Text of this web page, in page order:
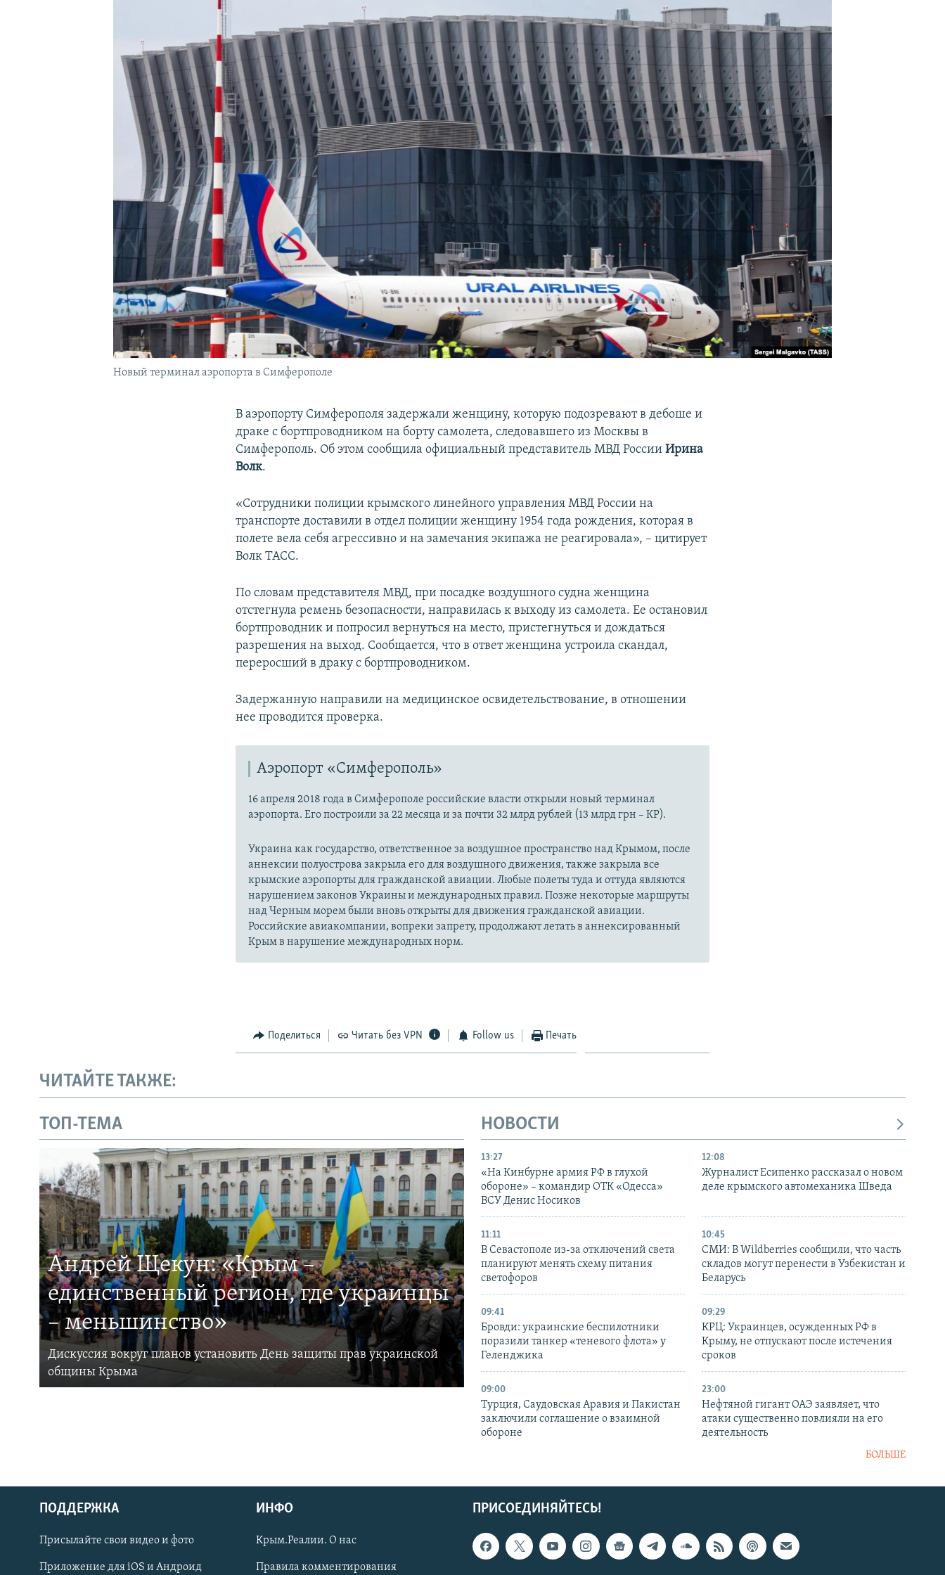
УКРАИНСКАЯ ПРОБЛЕМА КРЫМА
Українською
Qırımtatar
Новый терминал аэропорта в Симферополе
В аэропорту Симферополя задержали женщину, которую подозревают в дебоше и
драке с бортпроводником на борту самолета, следовавшего из Москвы в
Симферополь. Об этом сообщила официальный представитель МВД РоссииИрина
Волк.
«Сотрудники полиции крымского линейного управления МВД России на
транспорте доставили в отдел полиции женщину 1954 года рождения, которая в
полете вела себя агрессивно и на замечания экипажа не реагировала», – цитирует
Волк ТАСС.
По словам представителя МВД, при посадке воздушного судна женщина
отстегнула ремень безопасности, направилась к выходу из самолета. Ее остановил
бортпроводник и попросил вернуться на место, пристегнуться и дождаться
разрешения на выход. Сообщается, что в ответ женщина устроила скандал,
переросший в драку с бортпроводником.
Задержанную направили на медицинское освидетельствование, в отношении
нее проводится проверка.
Аэропорт «Симферополь»
16 апреля 2018 года в Симферополе российские власти открыли новый терминал
аэропорта. Его построили за 22 месяца и за почти 32 млрд рублей (13 млрд грн – КР).
Украина как государство, ответственное за воздушное пространство над Крымом, после
аннексии полуострова закрыла его для воздушного движения, также закрыла все
крымские аэропорты для гражданской авиации. Любые полеты туда и оттуда являются
нарушением законов Украины и международных правил. Позже некоторые маршруты
над Черным морем были вновь открыты для движения гражданской авиации.
Российские авиакомпании, вопреки запрету, продолжают летать в аннексированный
Крым в нарушение международных норм.
Поделиться Читать без VPN Follow us Печать
ЧИТАЙТЕ ТАКЖЕ:
ТОП-ТЕМА
Андрей Щекун: «Крым –
единственный регион, где украинцы
– меньшинство»
Дискуссия вокруг планов установить День защиты прав украинской
общины Крыма
НОВОСТИ
13:27
«На Кинбурне армия РФ в глухой
обороне» – командир ОТК «Одесса»
ВСУ Денис Носиков
12:08
Журналист Есипенко рассказал о новом
деле крымского автомеханика Шведа
11:11
В Севастополе из-за отключений света
планируют менять схему питания
светофоров
10:45
СМИ: В Wildberries сообщили, что часть
складов могут перенести в Узбекистан и
Беларусь
09:41
Бровди: украинские беспилотники
поразили танкер «теневого флота» у
Геленджика
09:29
КРЦ: Украинцев, осужденных РФ в
Крыму, не отпускают после истечения
сроков
09:00
Турция, Саудовская Аравия и Пакистан
заключили соглашение о взаимной
обороне
23:00
Нефтяной гигант ОАЭ заявляет, что
атаки существенно повлияли на его
деятельность
БОЛЬШЕ
ПРИСОЕДИНЯЙТЕСЬ!
ПОДДЕРЖКА
Присылайте свои видео и фото
Приложение для iOS и Андроид
ИНФО
Крым.Реалии. О нас
Правила комментирования